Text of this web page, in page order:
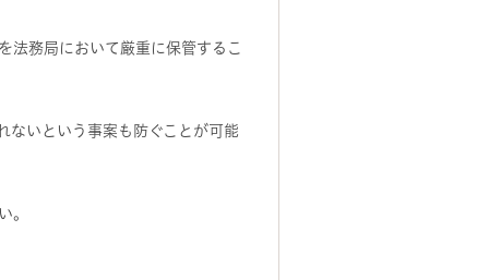
法務局において厳重に保管するこ
ないという事案も防ぐことが可能
。